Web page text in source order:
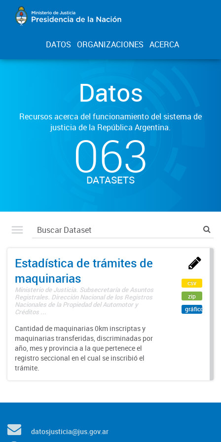
DATOS ORGANIZACIONES ACERCA
Datos
Recursos acerca del funcionamiento del sistema de
justicia de la República Argentina.
063
DATASETS
Estadística de trámites de
maquinarias
Ministerio de Justicia. Subsecretaría de Asuntos
Registrales. Dirección Nacional de los Registros
Nacionales de la Propiedad del Automotor y
Créditos ...
Cantidad de maquinarias 0km inscriptas y
maquinarias transferidas, discriminadas por
año, mes y provincia a la que pertenece el
registro seccional en el cual se inscribió el
trámite.
csv
zip
gráfico
datosjusticia@jus.gov.ar